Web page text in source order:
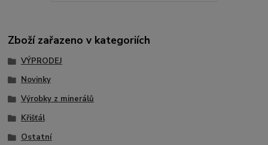
Zboží zařazeno v kategoriích
VÝPRODEJ
Novinky
Výrobky z minerálů
Křišťál
Ostatní